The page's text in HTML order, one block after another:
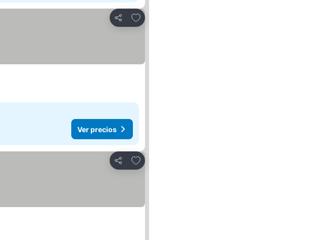
Compartir
Agregar a favoritos
Ver precios
Compartir
Agregar a favoritos